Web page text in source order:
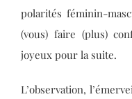
polarités féminin-
(vous) faire (plus)
joyeux pour la suite.
L’observation,